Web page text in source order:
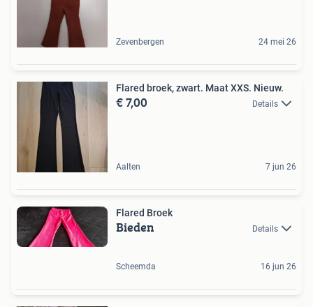
Zevenbergen 24 mei 26
Flared broek, zwart. Maat XXS. Nieuw.
€ 7,00 Details
Aalten 7 jun 26
Flared Broek
Bieden Details
Scheemda 16 jun 26